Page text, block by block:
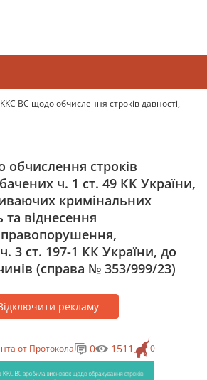
ВС щодо обчислення строків давності,
строків
ч. 1 ст. 49 КК України,
кримінальних
віднесення
3 ст. 197-1 КК України, до
(справа № 353/999/23)
рекламу
от Протокола 0
0 1511